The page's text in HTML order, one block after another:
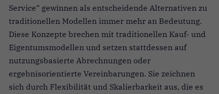
Service“ gewinnen als entscheidende Alternativen zu
traditionellen Modellen immer mehr an Bedeutung.
Diese Konzepte brechen mit traditionellen Kauf- und
Eigentumsmodellen und setzen stattdessen auf
nutzungsbasierte Abrechnungen oder
ergebnisorientierte Vereinbarungen. Sie zeichnen
sich durch Flexibilität und Skalierbarkeit aus, die es